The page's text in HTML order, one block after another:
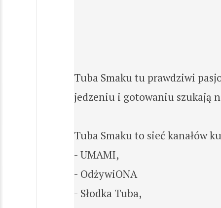
Tuba Smaku tu prawdziwi
jedzeniu i gotowaniu szukają
Tuba Smaku to sieć kanałów
- UMAMI,
- OdżywiONA
- Słodka Tuba,